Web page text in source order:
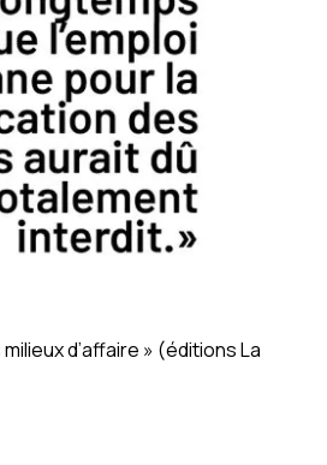
d’affaire » (éditions La